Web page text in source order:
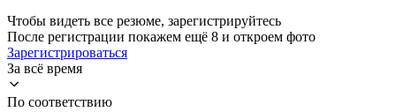
Чтобы видеть все резюме, зарегистрируйтесь
После регистрации покажем ещё 8 и откроем фото
Зарегистрироваться
За всё время
По соответствию